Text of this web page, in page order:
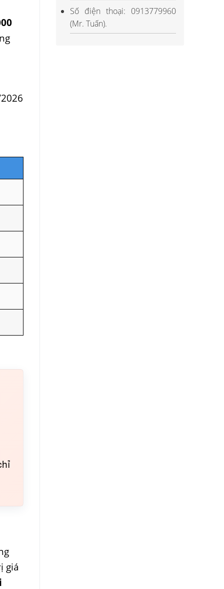
giá
Số điện thoại: 0913779960
(Mr. Tuấn).